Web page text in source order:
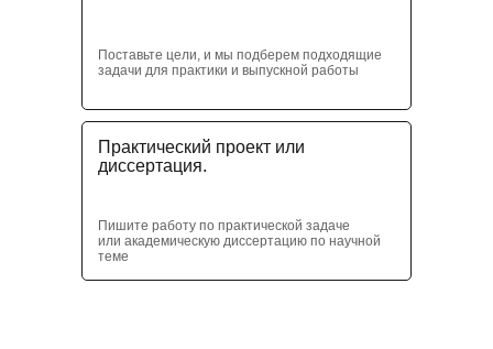
Поставьте цели, и мы подберем подходящие
задачи для практики и выпускной работы
Практический проект или
диссертация.
Пишите работу по практической задаче
или академическую диссертацию по научной
теме